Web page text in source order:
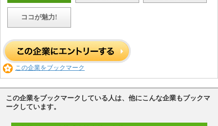
ココが魅力!
この企業をブックマーク
この企業をブックマークしている人は、他にこんな企業もブックマ
ークしています。